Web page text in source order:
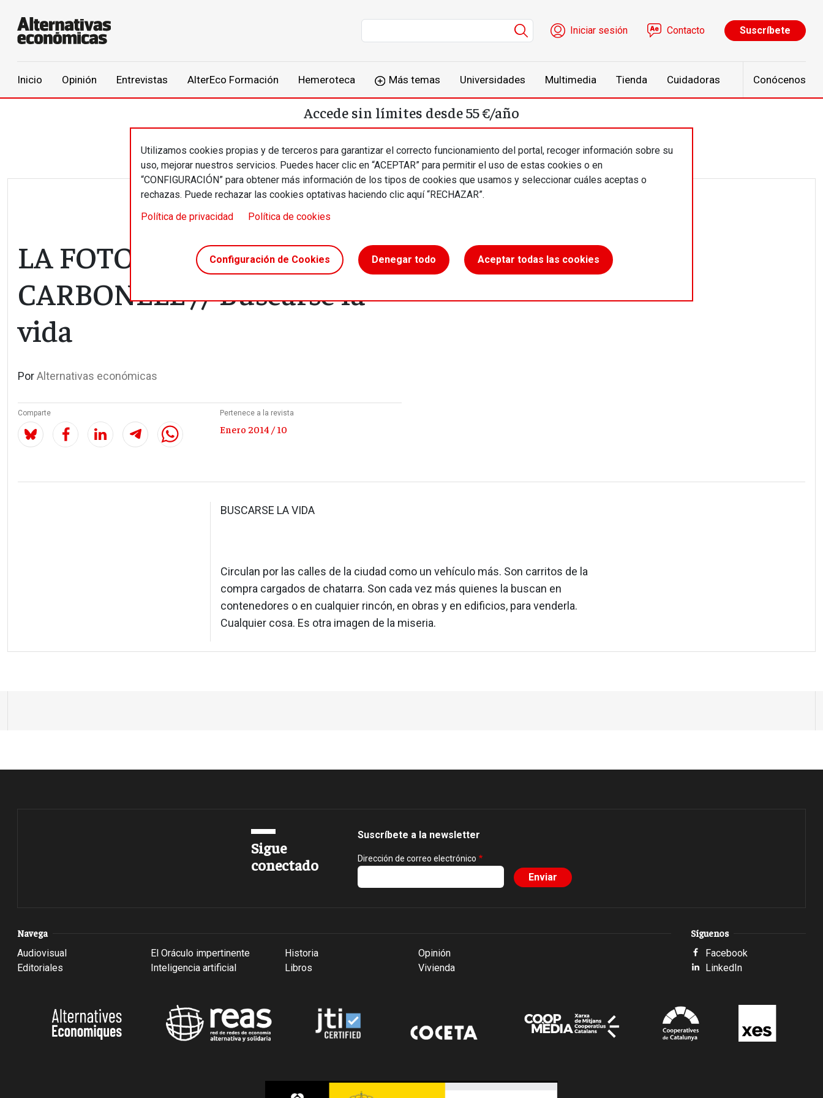
Menú de cuenta de usuario
Iniciar sesión Contacto Suscríbete
Inicio Opinión Entrevistas AlterEco Formación Hemeroteca Más temas Universidades Multimedia Tienda Cuidadoras Conócenos
Utilizamos cookies propias y de terceros para garantizar el correcto funcionamiento del portal, recoger información sobre su
uso, mejorar nuestros servicios. Puedes hacer clic en “ACEPTAR” para permitir el uso de estas cookies o en
“CONFIGURACIÓN” para obtener más información de los tipos de cookies que usamos y seleccionar cuáles aceptas o
rechazas. Puede rechazar las cookies optativas haciendo clic aquí “RECHAZAR”.
Política de privacidad
Política de cookies
Configuración de Cookies Denegar todo Aceptar todas las cookies
Accede sin límites desde 55 €/año
LA FOTO DE AGUSTÍ
CARBONELL // Buscarse la
vida
PorAlternativas económicas
Comparte Pertenece a la revista
Enero 2014 / 10
BUSCARSE LA VIDA
Circulan por las calles de la ciudad como un vehículo más. Son carritos de la
compra cargados de chatarra. Son cada vez más quienes la buscan en
contenedores o en cualquier rincón, en obras y en edificios, para venderla.
Cualquier cosa. Es otra imagen de la miseria.
Sigue
conectado
Suscríbete a la newsletter
Dirección de correo electrónico
Navega
Audiovisual
Editoriales
El Oráculo impertinente
Inteligencia artificial
Historia
Libros
Opinión
Vivienda
Síguenos
Facebook
LinkedIn